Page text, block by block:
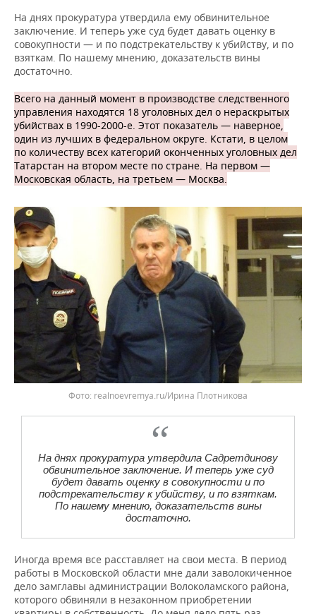
На днях прокуратура утвердила ему обвинительное
заключение. И теперь уже суд будет давать оценку в
совокупности — и по подстрекательству к убийству, и по
взяткам. По нашему мнению, доказательств вины
достаточно.
Всего на данный момент в производстве следственного
управления находятся 18 уголовных дел о нераскрытых
убийствах в 1990-2000-е. Этот показатель — наверное,
один из лучших в федеральном округе. Кстати, в целом
по количеству всех категорий оконченных уголовных дел
Татарстан на втором месте по стране. На первом —
Московская область, на третьем — Москва.
realnoevremya.ru/Ирина Плотникова
На днях прокуратура утвердила Садретдинову
обвинительное заключение. И теперь уже суд
будет давать оценку в совокупности и по
подстрекательству к убийству, и по взяткам.
По нашему мнению, доказательств вины
достаточно.
Иногда время все расставляет на свои места. В период
работы в Московской области мне дали заволокиченное
дело замглавы администрации Волоколамского района,
которого обвиняли в незаконном приобретении